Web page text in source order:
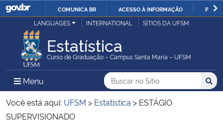
IR
O
COMUNICA BR ACESSO À INFORMAÇÃO
Ministério da Justiça e Segurança Pública
Ministério da Defesa
Ministério das Relações Exteriores
LANGUAGES INTERNATIONAL SÍTIOS DA UFSM
Estatística
Curso de Graduação – Campus Santa Maria – UFSM
Menu Menu Principal do Sítio
Busca
Buscar no no Sítio
Busca:
Você está aqui: UFSM > Estatística > ESTÁGIO
SUPERVISIONADO